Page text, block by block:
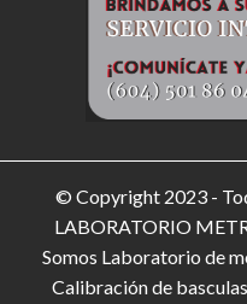
© Copyright 2023 -
LABORATORIO
Somos Laboratorio de
Calibración de